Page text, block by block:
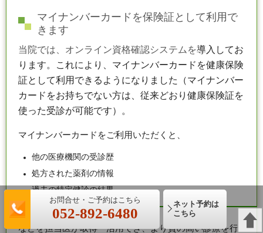
052-892-6480
ネット予約は
こちら
マイナンバーカードを保険証として利用で
きます
当院では、オンライン資格確認システムを導入してお
ります。
これにより、マイナンバーカードを健康保険
証として利用できるようになりました（マイナンバー
カードをお持ちでない方は、従来どおり健康保険証を
使った受診が可能です）。
マイナンバーカードをご利用いただくと、
他の医療機関の受診歴
処方された薬剤の情報
過去の特定健診の結果
その他必要な診療情報
などを担当医が取得・活用でき、より質の高い診療を行